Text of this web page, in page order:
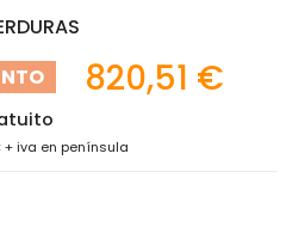
820,51 €
iva en península